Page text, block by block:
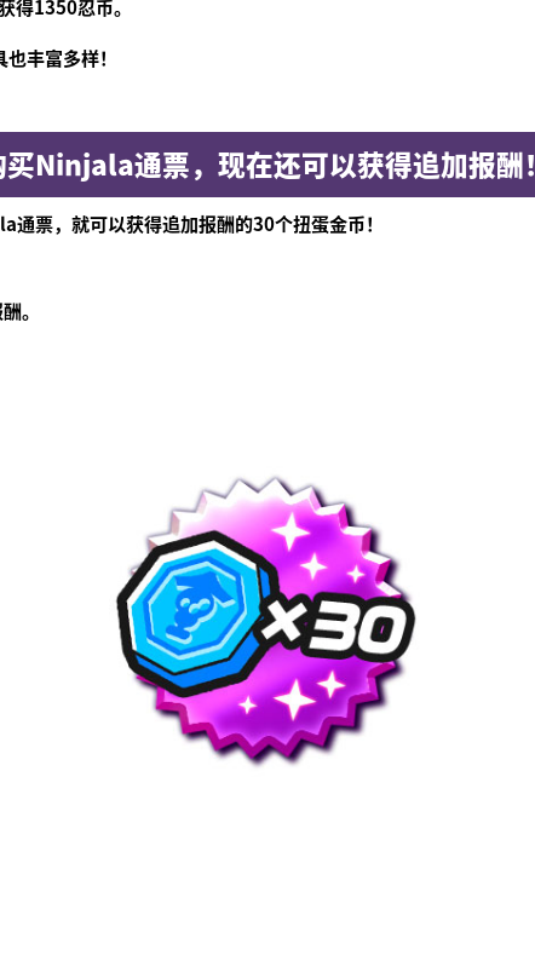
得1350忍币。
丰富多样！
买Ninjala通票，现在还可以获得追加报酬！
票，就可以获得追加报酬的30个扭蛋金币！
。